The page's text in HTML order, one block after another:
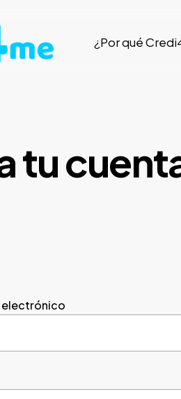
¿Por qué
tu
electrónico